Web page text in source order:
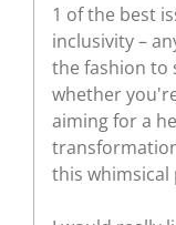
1 of the best
inclusivity –
the fashion to
whether
aiming for a
this whimsical